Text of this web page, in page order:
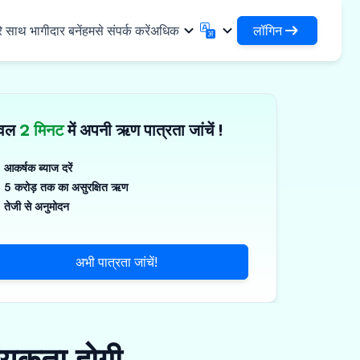
ढांचा
साझा करें
पॉलिमर और औद्योगिक रसायन
सौर और लघु उपकरण
उद्यम
साथ भागीदार बनेंहमसे संपर्क करेंअधिक
हिन्दी
✓
தமிழ்
Tamil
తెలుగు
Telugu
বাংলা
മലയാളം
लॉगिन
DSA के रूप में लॉगिन करें
2 मिनटमें अपनी ऋण पात्रता जांचें !
आकर्षक ब्याज दरें
5 करोड़ तक का असुरक्षित ऋण
तेजी से अनुमोदन
अभी पात्रता जांचें!